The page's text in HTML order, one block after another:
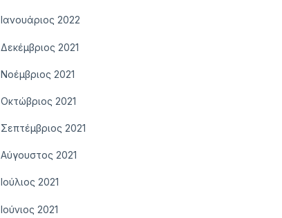
Ιανουάριος 2022
Δεκέμβριος 2021
Νοέμβριος 2021
Οκτώβριος 2021
Σεπτέμβριος 2021
Αύγουστος 2021
Ιούλιος 2021
Ιούνιος 2021